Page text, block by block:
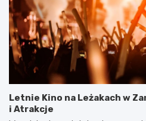
Letnie Kino na Leżakach w
i Atrakcje